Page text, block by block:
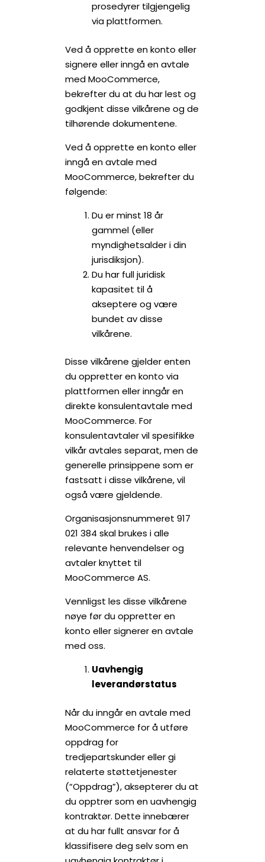
prosedyrer tilgjengelig
via plattformen.
Ved å opprette en konto eller
signere eller inngå en avtale
med MooCommerce,
bekrefter du at du har lest og
godkjent disse vilkårene og de
tilhørende dokumentene.
Ved å opprette en konto eller
inngå en avtale med
MooCommerce, bekrefter du
følgende:
Du er minst 18 år
gammel (eller
myndighetsalder i din
jurisdiksjon).
Du har full juridisk
kapasitet til å
akseptere og være
bundet av disse
vilkårene.
Disse vilkårene gjelder enten
du oppretter en konto via
plattformen eller inngår en
direkte konsulentavtale med
MooCommerce. For
konsulentavtaler vil spesifikke
vilkår avtales separat, men de
generelle prinsippene som er
fastsatt i disse vilkårene, vil
også være gjeldende.
Organisasjonsnummeret 917
021 384 skal brukes i alle
relevante henvendelser og
avtaler knyttet til
MooCommerce AS.
Vennligst les disse vilkårene
nøye før du oppretter en
konto eller signerer en avtale
med oss.
Uavhengig
leverandørstatus
Når du inngår en avtale med
MooCommerce for å utføre
oppdrag for
tredjepartskunder eller gi
relaterte støttetjenester
(“Oppdrag”), aksepterer du at
du opptrer som en uavhengig
kontraktør. Dette innebærer
at du har fullt ansvar for å
klassifisere deg selv som en